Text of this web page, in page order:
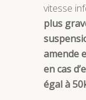
vitesse
plus
amende
en cas
égal à